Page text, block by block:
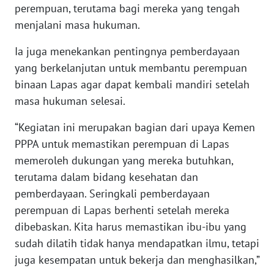
perempuan, terutama bagi mereka yang tengah
menjalani masa hukuman.
Ia juga menekankan pentingnya pemberdayaan
yang berkelanjutan untuk membantu perempuan
binaan Lapas agar dapat kembali mandiri setelah
masa hukuman selesai.
“Kegiatan ini merupakan bagian dari upaya Kemen
PPPA untuk memastikan perempuan di Lapas
memeroleh dukungan yang mereka butuhkan,
terutama dalam bidang kesehatan dan
pemberdayaan. Seringkali pemberdayaan
perempuan di Lapas berhenti setelah mereka
dibebaskan. Kita harus memastikan ibu-ibu yang
sudah dilatih tidak hanya mendapatkan ilmu, tetapi
juga kesempatan untuk bekerja dan menghasilkan,”
REDAKSI
DISCLAIMER
Wahana
Regional
WN
JAKARTA
WN
JABAR